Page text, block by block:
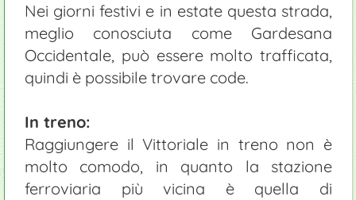
Nei giorni festivi e in estate questa strada,
meglio conosciuta come Gardesana
Occidentale, può essere molto trafficata,
quindi è possibile trovare code.
In treno:
Raggiungere il Vittoriale in treno non è
molto comodo, in quanto la stazione
ferroviaria più vicina è quella di